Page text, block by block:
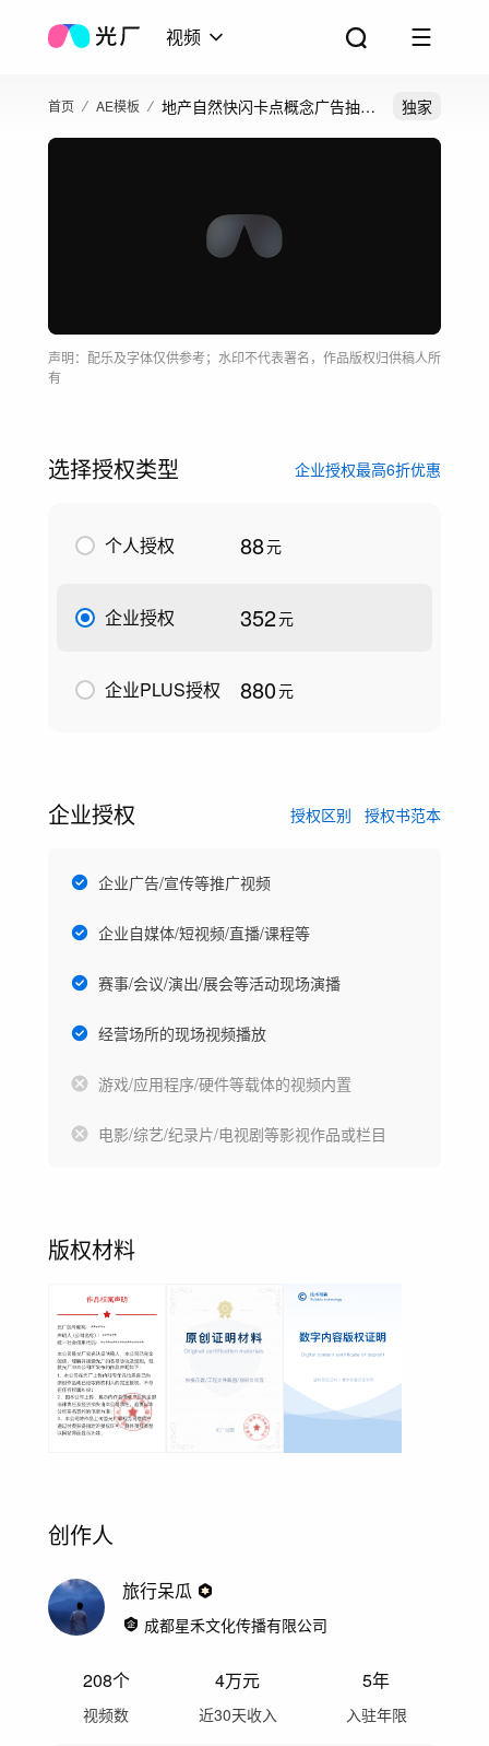
视频
首页 AE模板
地产自然快闪卡点概念广告抽象
小视频短视频
独家
声明：配乐及字体仅供参考；水印不代表署名，作品版权归供稿人所
有
选择授权类型 企业授权最高6折优惠
个人授权 88元
企业授权 352元
企业PLUS授权 880元
企业授权 授权区别 授权书范本
企业广告/宣传等推广视频
企业自媒体/短视频/直播/课程等
赛事/会议/演出/展会等活动现场演播
经营场所的现场视频播放
游戏/应用程序/硬件等载体的视频内置
电影/综艺/纪录片/电视剧等影视作品或栏目
版权材料
创作人
旅行呆瓜
成都星禾文化传播有限公司
208个
视频数
4万元
近30天收入
5年
入驻年限